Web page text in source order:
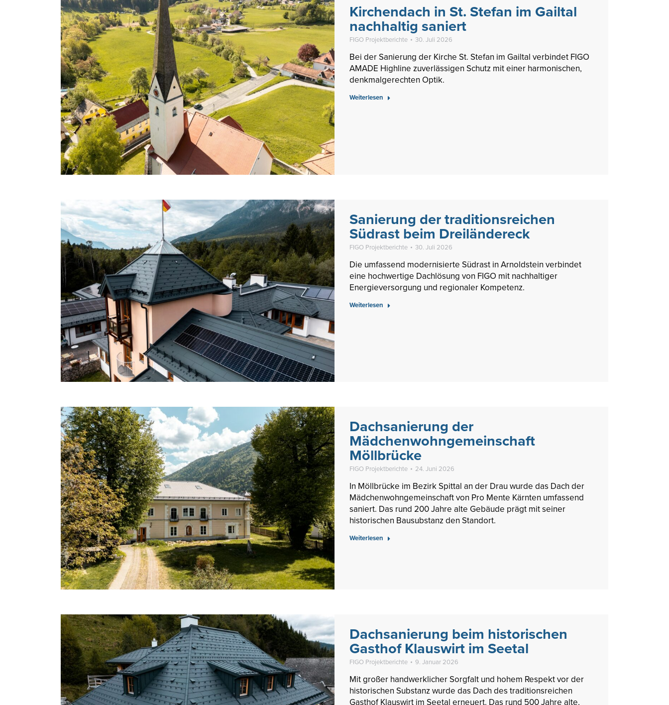
Kirchendach in St. Stefan im Gailtal
nachhaltig saniert
FIGO Projektberichte 30. Juli 2026
Bei der Sanierung der Kirche St. Stefan im Gailtal verbindet FIGO
AMADE Highline zuverlässigen Schutz mit einer harmonischen,
denkmalgerechten Optik.
Weiterlesen
Sanierung der traditionsreichen
Südrast beim Dreiländereck
FIGO Projektberichte 30. Juli 2026
Die umfassend modernisierte Südrast in Arnoldstein verbindet
eine hochwertige Dachlösung von FIGO mit nachhaltiger
Energieversorgung und regionaler Kompetenz.
Weiterlesen
Dachsanierung der
Mädchenwohngemeinschaft
Möllbrücke
FIGO Projektberichte 24. Juni 2026
In Möllbrücke im Bezirk Spittal an der Drau wurde das Dach der
Mädchenwohngemeinschaft von Pro Mente Kärnten umfassend
saniert. Das rund 200 Jahre alte Gebäude prägt mit seiner
historischen Bausubstanz den Standort.
Weiterlesen
Dachsanierung beim historischen
Gasthof Klauswirt im Seetal
FIGO Projektberichte 9. Januar 2026
Mit großer handwerklicher Sorgfalt und hohem Respekt vor der
historischen Substanz wurde das Dach des traditionsreichen
Gasthof Klauswirt im Seetal erneuert. Das rund 500 Jahre alte,